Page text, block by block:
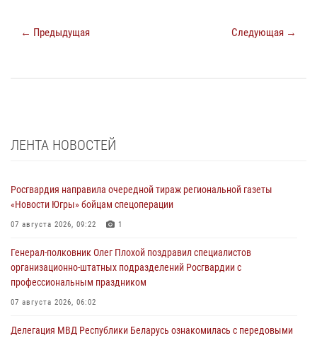
← Предыдущая Следующая →
ЛЕНТА НОВОСТЕЙ
Росгвардия направила очередной тираж региональной газеты
«Новости Югры» бойцам спецоперации
07 августа 2026, 09:22 1
Генерал-полковник Олег Плохой поздравил специалистов
организационно-штатных подразделений Росгвардии с
профессиональным праздником
07 августа 2026, 06:02
Делегация МВД Республики Беларусь ознакомилась с передовыми